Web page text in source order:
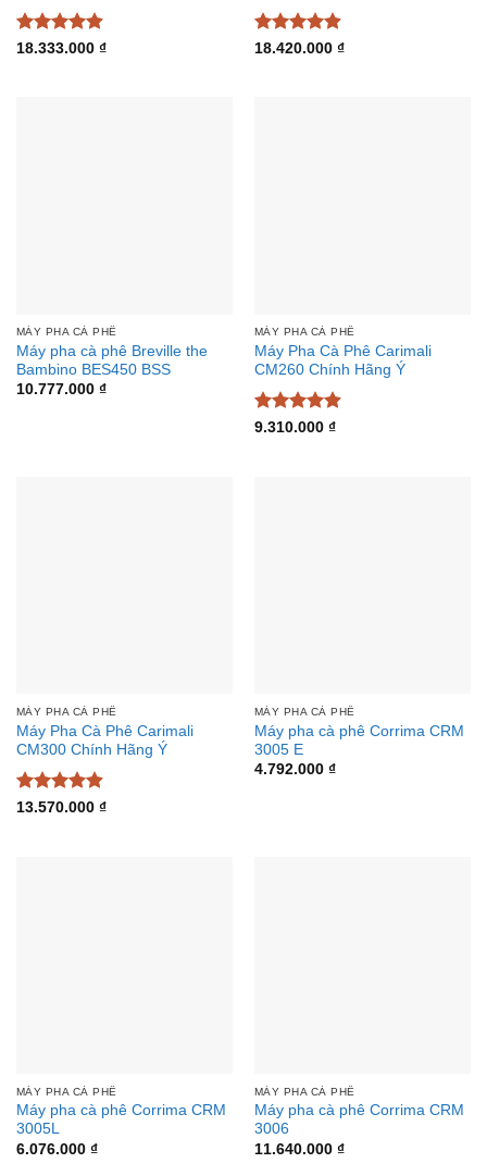
Được xếp
18.333.000 ₫
Được xếp
18.420.000 ₫
MÁY PHA CÀ PHÊ
Máy pha cà phê Breville the
Bambino BES450 BSS
10.777.000 ₫
MÁY PHA CÀ PHÊ
Máy Pha Cà Phê Carimali
CM260 Chính Hãng Ý
Được xếp
9.310.000 ₫
MÁY PHA CÀ PHÊ
Máy Pha Cà Phê Carimali
CM300 Chính Hãng Ý
Được xếp
13.570.000 ₫
MÁY PHA CÀ PHÊ
Máy pha cà phê Corrima CRM
3005 E
4.792.000 ₫
MÁY PHA CÀ PHÊ
Máy pha cà phê Corrima CRM
3005L
6.076.000 ₫
MÁY PHA CÀ PHÊ
Máy pha cà phê Corrima CRM
3006
11.640.000 ₫